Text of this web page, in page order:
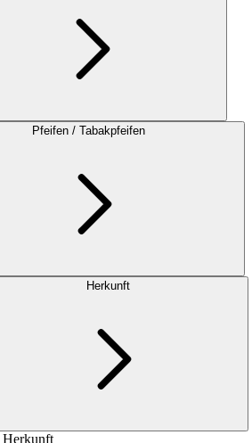
Pfeifen / Tabakpfeifen
Herkunft
Herkunft